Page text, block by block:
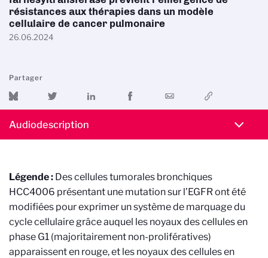
résistances aux thérapies dans un modèle
cellulaire de cancer pulmonaire
26.06.2024
Partager
Audiodescription
Légende : Des cellules tumorales bronchiques
HCC4006 présentant une mutation sur l’EGFR ont été
modifiées pour exprimer un système de marquage du
cycle cellulaire grâce auquel les noyaux des cellules en
phase G1 (majoritairement non-prolifératives)
apparaissent en rouge, et les noyaux des cellules en